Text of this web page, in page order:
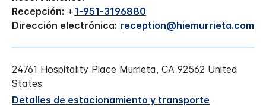
Recepción: +1-951-3196880
Dirección electrónica: reception@hiemurrieta.com
24761 Hospitality Place Murrieta, CA 92562 United
States
Detalles de estacionamiento y transporte